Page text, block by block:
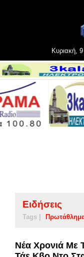
Κυριακή,
Ειδήσεις
Tags |
Νέα Χρονιά Με